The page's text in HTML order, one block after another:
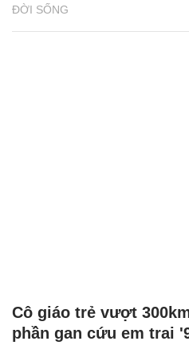
ĐỜI SỐNG
Cô giáo trẻ vượt
phần gan cứu em trai